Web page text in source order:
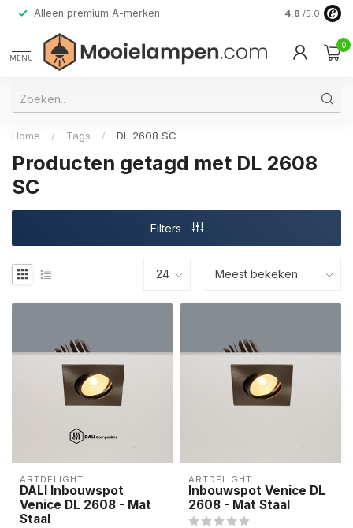
Alleen premium A-merken 4.8 /5.0
MENU
0
Home / Tags / DL 2608 SC
Producten getagd met DL 2608
SC
Filters
ARTDELIGHT
DALI Inbouwspot
Venice DL 2608 - Mat
Staal
ARTDELIGHT
Inbouwspot Venice DL
2608 - Mat Staal